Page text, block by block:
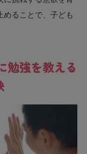
めることで、子ども
勉強を教える